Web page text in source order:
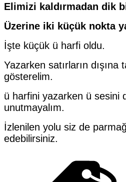
Elimizi kaldırmadan dik
Üzerine iki küçük nokta
İşte küçük ü harfi oldu.
Yazarken satırların dışına
gösterelim.
ü harfini yazarken ü sesini
unutmayalım.
İzlenilen yolu siz de
edebilirsiniz.